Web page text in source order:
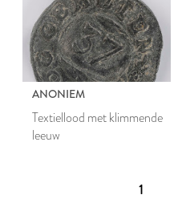
ANONIEM
Textiellood met klimmende
leeuw
1